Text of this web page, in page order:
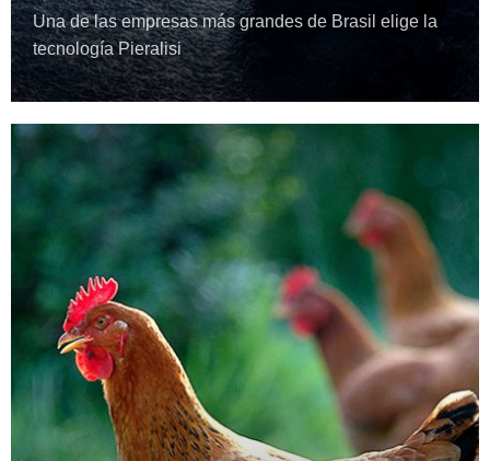
Una de las empresas más grandes de Brasil elige la
tecnología Pieralisi